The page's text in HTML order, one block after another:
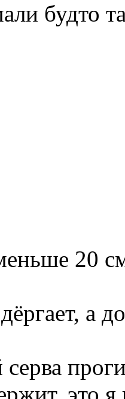
будто
20
а
серва